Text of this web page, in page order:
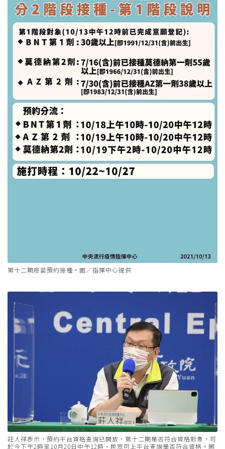
第十二期疫苗預約接種。圖／指揮中心提供
莊人祥表示，預約平台資格查詢已開放，第十二期是否符合資格對象，可
於今下午2時至10月20日中午12時，民眾可上平台查詢是否符合資格。圖